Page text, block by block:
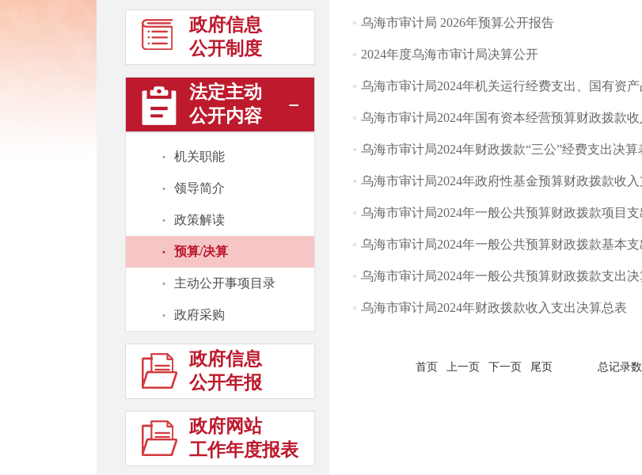
政府信息
公开制度
法定主动
公开内容
· 机关职能
· 领导简介
· 政策解读
· 预算/决算
· 主动公开事项目录
· 政府采购
政府信息
公开年报
政府网站
工作年度报表
乌海市审计局 2026年预算公开报告
2024年度乌海市审计局决算公开
乌海市审计局2024年机关运行经费支出、国有资
乌海市审计局2024年国有资本经营预算财政拨款
乌海市审计局2024年财政拨款“三公”经费支出决算
乌海市审计局2024年政府性基金预算财政拨款收
乌海市审计局2024年一般公共预算财政拨款项目
乌海市审计局2024年一般公共预算财政拨款基本
乌海市审计局2024年一般公共预算财政拨款支出决
乌海市审计局2024年财政拨款收入支出决算总表
首页 上一页 下一页 尾页 总记录